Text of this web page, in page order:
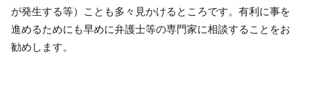
が発生する等）ことも多々見かけるところです。有利に事を
進めるためにも早めに弁護士等の専門家に相談することをお
勧めします。